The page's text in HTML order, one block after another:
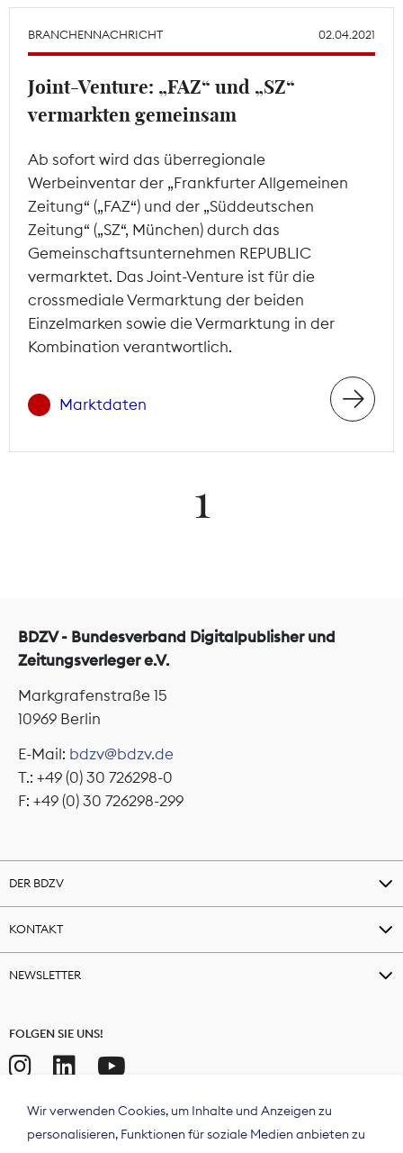
BRANCHENNACHRICHT 02.04.2021
Joint-Venture: „FAZ“ und „SZ“
vermarkten gemeinsam
Ab sofort wird das überregionale
Werbeinventar der „Frankfurter Allgemeinen
Zeitung“ („FAZ“) und der „Süddeutschen
Zeitung“ („SZ“, München) durch das
Gemeinschaftsunternehmen REPUBLIC
vermarktet. Das Joint-Venture ist für die
crossmediale Vermarktung der beiden
Einzelmarken sowie die Vermarktung in der
Kombination verantwortlich.
Marktdaten
1
BDZV - Bundesverband Digitalpublisher und
Zeitungsverleger e.V.
Markgrafenstraße 15
10969 Berlin
E-Mail: bdzv@bdzv.de
T.: +49 (0) 30 726298-0
F: +49 (0) 30 726298-299
DER BDZV
KONTAKT
NEWSLETTER
FOLGEN SIE UNS!
Wir verwenden Cookies, um Inhalte und Anzeigen zu
personalisieren, Funktionen für soziale Medien anbieten zu